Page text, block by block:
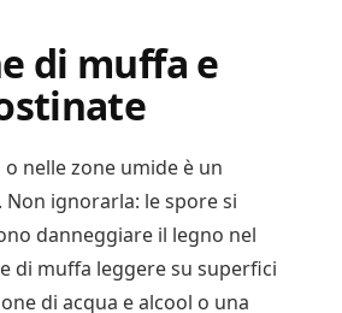
di muffa e
nelle zone umide è un
ignorarla: le spore si
danneggiare il legno nel
di muffa leggere su superfici
di acqua e alcool o una